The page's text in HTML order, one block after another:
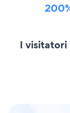
I visitatori